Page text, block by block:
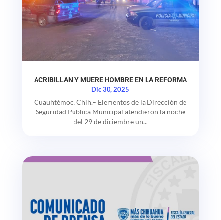
ACRIBILLAN Y MUERE HOMBRE EN LA REFORMA
Dic 30, 2025
Cuauhtémoc, Chih.– Elementos de la Dirección de
Seguridad Pública Municipal atendieron la noche
del 29 de diciembre un...